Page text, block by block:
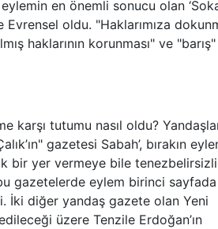
en önemli sonucu olan
oldu. "Haklarımıza
haklarının korunması" ve "barış"
tutumu nasıl oldu?
gazetesi Sabah’, bırakın
bir yer vermeye bile
bu gazetelerde eylem birinci sayfada
İki diğer yandaş gazete olan Yeni
üzere Tenzile Erdoğan’ın